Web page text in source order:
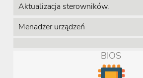
Aktualizacja sterowników.
Menadżer urządzeń
BIOS